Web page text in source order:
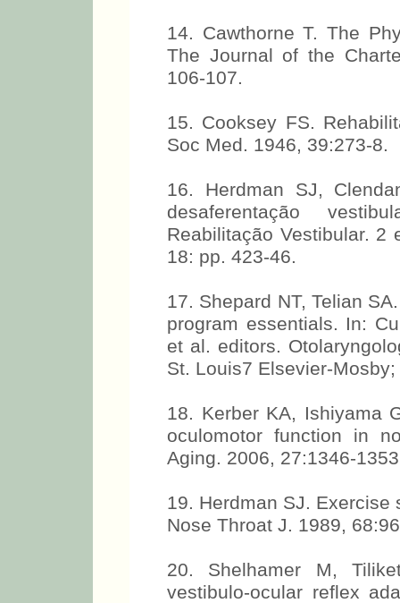
14. Cawthorne T. The
The Journal of the
106-107.
15. Cooksey FS.
Soc Med. 1946, 39:273-8.
16. Herdman SJ,
desaferentação
Reabilitação Vestibular. 2
18: pp. 423-46.
17. Shepard NT, Telian
program essentials. In:
et al. editors.
St. Louis7 Elsevier-
18. Kerber KA, Ishiyama
oculomotor function in
Aging. 2006, 27:1346-
19. Herdman SJ.
Nose Throat J. 1989,
20. Shelhamer M,
vestibulo-ocular reflex